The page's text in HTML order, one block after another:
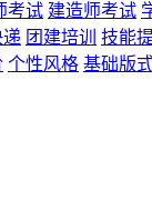
考试 建造师考试
团建培训 技能
个性风格 基础版